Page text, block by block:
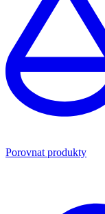
Porovnat produkty